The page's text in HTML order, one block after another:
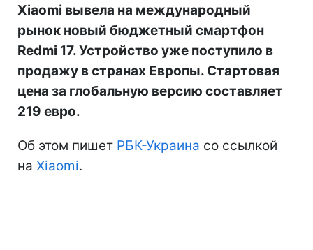
Xiaomi вывела на международный
рынок новый бюджетный смартфон
Redmi 17. Устройство уже поступило в
продажу в странах Европы. Стартовая
цена за глобальную версию составляет
219 евро.
Об этом пишет РБК-Украина со ссылкой
на Xiaomi.